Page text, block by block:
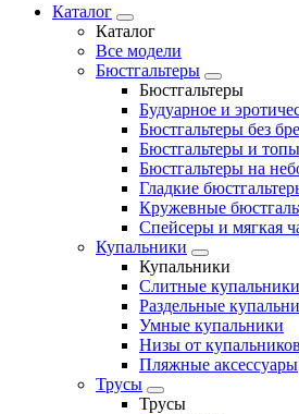
Каталог
Каталог
Все модели
Бюстгальтеры
Бюстгальтеры
Будуарное и
Бюстгальтеры без
Бюстгальтеры и
Бюстгальтеры на
Гладкие
Кружевные
Спейсеры и мягкая
Купальники
Купальники
Слитные купальники
Раздельные
Умные купальники
Низы от купальников
Пляжные аксессуары
Трусы
Трусы